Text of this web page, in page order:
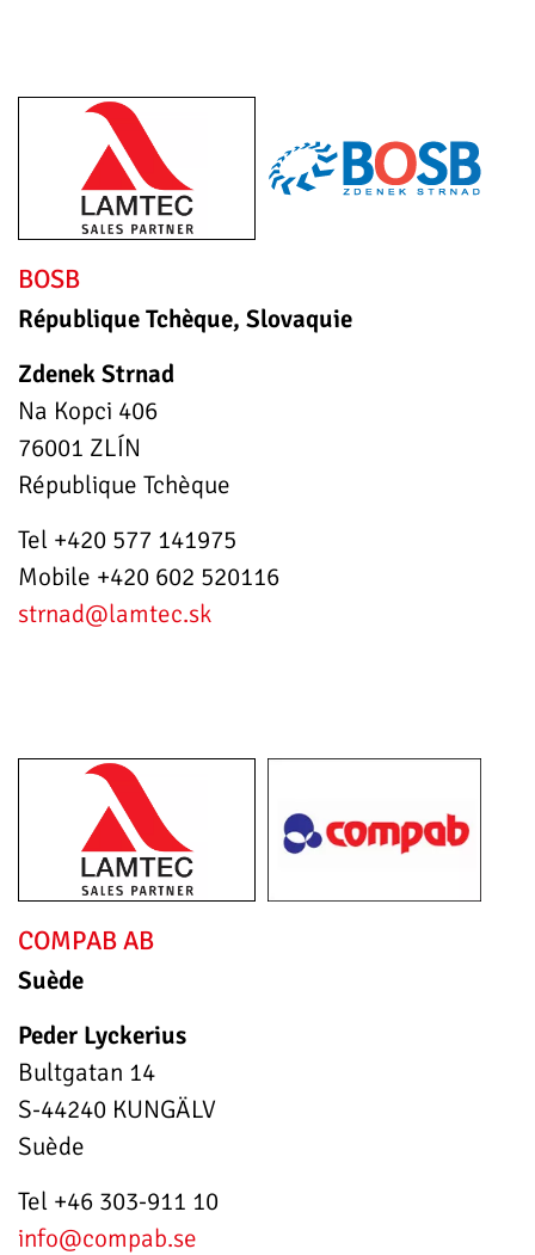
BOSB
République Tchèque, Slovaquie
Zdenek Strnad
Na Kopci 406
76001 ZLÍN
République Tchèque
Tel +420 577 141975
Mobile +420 602 520116
strnad@lamtec.sk
COMPAB AB
Suède
Peder Lyckerius
Bultgatan 14
S-44240 KUNGÄLV
Suède
Tel +46 303-911 10
info@compab.se